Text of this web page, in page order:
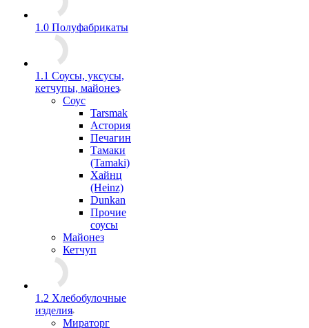
1.0 Полуфабрикаты
1.1 Соусы, уксусы,
кетчупы, майонез
Соус
Tarsmak
Астория
Печагин
Тамаки
(Tamaki)
Хайнц
(Heinz)
Dunkan
Прочие
соусы
Майонез
Кетчуп
1.2 Хлебобулочные
изделия
Мираторг